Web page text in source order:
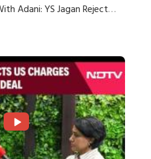
Adani: YS Jagan Rejects